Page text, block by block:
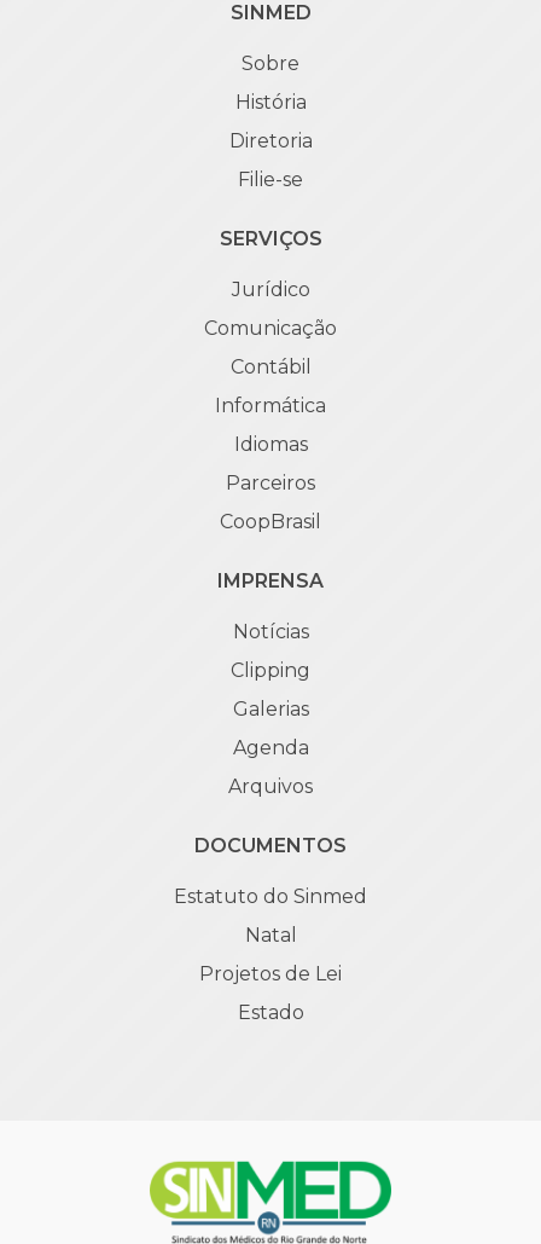
SINMED
Sobre
História
Diretoria
Filie-se
SERVIÇOS
Jurídico
Comunicação
Contábil
Informática
Idiomas
Parceiros
CoopBrasil
IMPRENSA
Notícias
Clipping
Galerias
Agenda
Arquivos
DOCUMENTOS
Estatuto do Sinmed
Natal
Projetos de Lei
Estado